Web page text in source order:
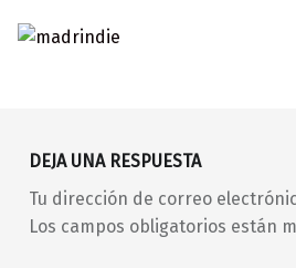
DEJA UNA RESPUESTA
Tu dirección de correo
Los campos obligatorios están